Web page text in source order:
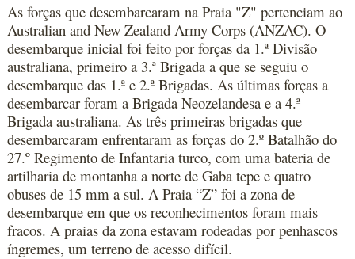
As forças que desembarcaram na Praia "Z" pertenciam ao
Australian and New Zealand Army Corps (ANZAC). O
desembarque inicial foi feito por forças da 1.ª Divisão
australiana, primeiro a 3.ª Brigada a que se seguiu o
desembarque das 1.ª e 2.ª Brigadas. As últimas forças a
desembarcar foram a Brigada Neozelandesa e a 4.ª
Brigada australiana. As três primeiras brigadas que
desembarcaram enfrentaram as forças do 2.º Batalhão do
27.º Regimento de Infantaria turco, com uma bateria de
artilharia de montanha a norte de Gaba tepe e quatro
obuses de 15 mm a sul. A Praia “Z” foi a zona de
desembarque em que os reconhecimentos foram mais
fracos. A praias da zona estavam rodeadas por penhascos
íngremes, um terreno de acesso difícil.